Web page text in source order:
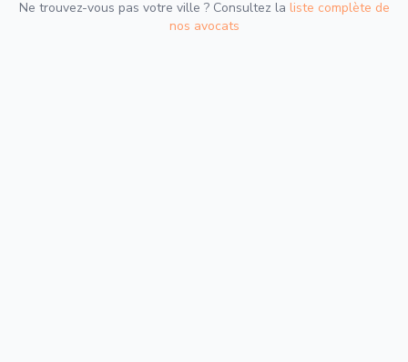
Ne trouvez-vous pas votre ville ? Consultez la liste complète de
nos avocats